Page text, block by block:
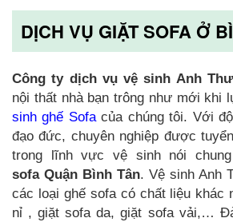
DỊCH VỤ GIẶT SOFA Ở
Công ty dịch vụ vệ sinh Anh Thư
nội thất nhà bạn trông như mới khi
sinh ghế Sofacủa chúng tôi. Với
đạo đức, chuyên nghiệp được
trong lĩnh vực vệ sinh nói
sofa Quận Bình Tân. Vệ sinh Anh
các loại ghế sofa có chất liệu khác
nỉ , giặt sofa da, giặt sofa vải,…